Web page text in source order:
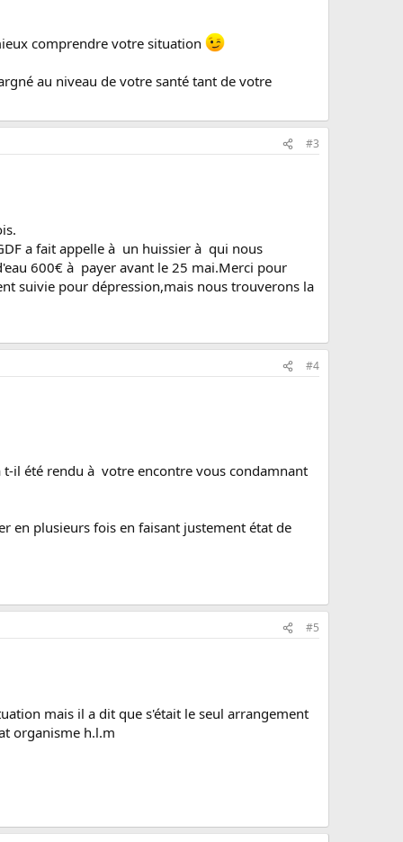
comprendre votre situation
au niveau de votre santé tant de votre
#3
a fait appelle à un huissier à qui nous
600€ à payer avant le 25 mai.Merci pour
suivie pour dépression,mais nous trouverons la
#4
t-il été rendu à votre encontre vous condamnant
en plusieurs fois en faisant justement état de
#5
mais il a dit que s'était le seul arrangement
organisme h.l.m